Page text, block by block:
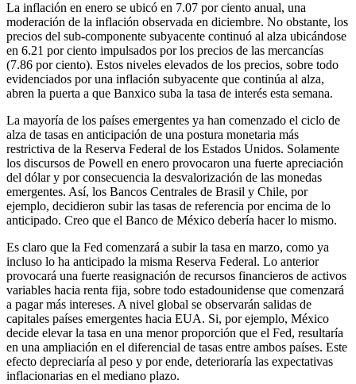
La inflación en enero se ubicó en 7.07 por ciento anual, una
moderación de la inflación observada en diciembre. No obstante, los
precios del sub-componente subyacente continuó al alza ubicándose
en 6.21 por ciento impulsados por los precios de las mercancías
(7.86 por ciento). Estos niveles elevados de los precios, sobre todo
evidenciados por una inflación subyacente que continúa al alza,
abren la puerta a que Banxico suba la tasa de interés esta semana.
La mayoría de los países emergentes ya han comenzado el ciclo de
alza de tasas en anticipación de una postura monetaria más
restrictiva de la Reserva Federal de los Estados Unidos. Solamente
los discursos de Powell en enero provocaron una fuerte apreciación
del dólar y por consecuencia la desvalorización de las monedas
emergentes. Así, los Bancos Centrales de Brasil y Chile, por
ejemplo, decidieron subir las tasas de referencia por encima de lo
anticipado. Creo que el Banco de México debería hacer lo mismo.
Es claro que la Fed comenzará a subir la tasa en marzo, como ya
incluso lo ha anticipado la misma Reserva Federal. Lo anterior
provocará una fuerte reasignación de recursos financieros de activos
variables hacia renta fija, sobre todo estadounidense que comenzará
a pagar más intereses. A nivel global se observarán salidas de
capitales países emergentes hacia EUA. Si, por ejemplo, México
decide elevar la tasa en una menor proporción que el Fed, resultaría
en una ampliación en el diferencial de tasas entre ambos países. Este
efecto depreciaría al peso y por ende, deterioraría las expectativas
inflacionarias en el mediano plazo.